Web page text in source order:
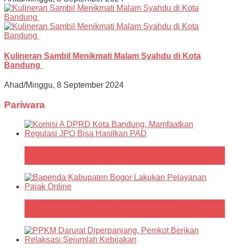
Kulineran Sambil Menikmati Malam Syahdu di Kota
Bandung
Ahad/Minggu, 8 September 2024
Pariwara